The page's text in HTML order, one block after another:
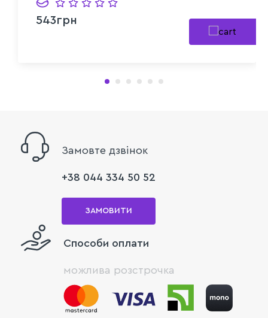
543грн
Замовте дзвінок
+38 044 334 50 52
ЗАМОВИТИ
Способи оплати
можлива розстрочка